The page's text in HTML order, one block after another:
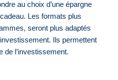
au choix d’une épargne
Les formats plus
seront plus adaptés
Ils permettent
de l’investissement.